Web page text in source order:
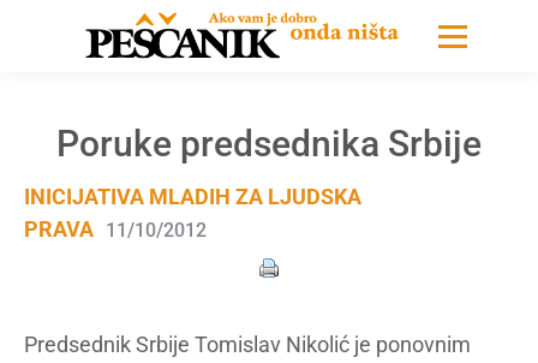
Poruke predsednika Srbije
INICIJATIVA MLADIH ZA LJUDSKA
PRAVA 11/10/2012
Predsednik Srbije Tomislav Nikolić je ponovnim